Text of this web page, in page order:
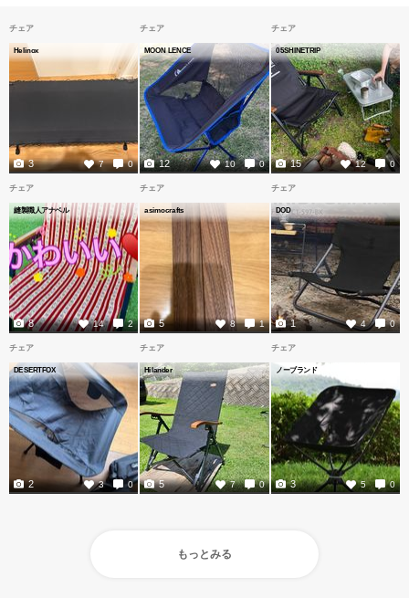
チェア
Helinox
7 0
3
チェア
MOON LENCE
10 0
12
チェア
05SHINETRIP
12 0
15
チェア
縫製職人アナベル
14 2
8
チェア
asimocrafts
8 1
5
チェア
DOD
4 0
1
チェア
DESERTFOX
3 0
2
チェア
Hilander
7 0
5
チェア
ノーブランド
5 0
3
もっとみる